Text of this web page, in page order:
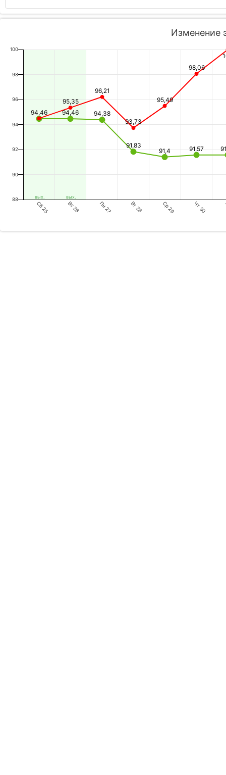
вых. вых.
Изменение
94,46 94,46 94,38
91,83
91,4 91,57
95,35
96,21
93,73
95,49
98,06
Сб 25 Вс 26 Пн 27 Вт 28 Ср 29 Чт 30
88
90
92
94
96
98
100